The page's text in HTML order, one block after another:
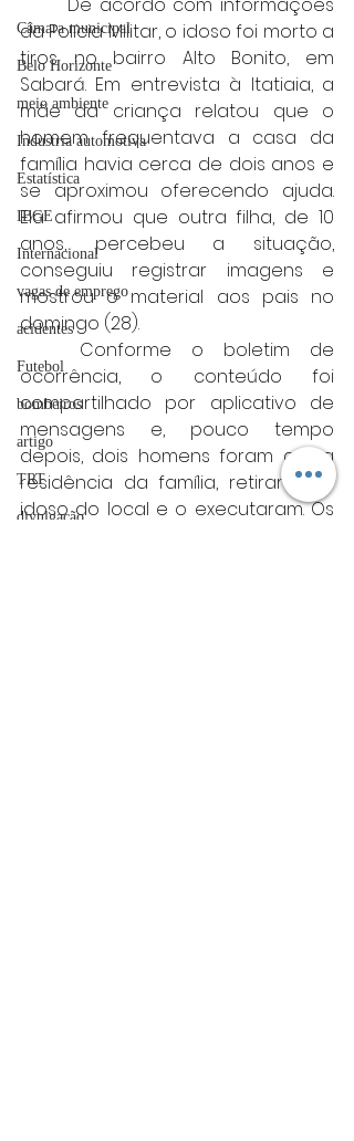
Câmara municipal
Belo Horizonte
meio ambiente
Industria automotiva
Estatística
IBGE
Internacional
vagas de emprego
acidentes
Futebol
bombeiros
artigo
TRT
divulgação
da Polícia Militar, o idoso foi morto a
tiros no bairro Alto Bonito, em
Sabará. Em entrevista à Itatiaia, a
mãe da criança relatou que o
homem frequentava a casa da
família havia cerca de dois anos e
se aproximou oferecendo ajuda.
Ela afirmou que outra filha, de 10
anos, percebeu a situação,
conseguiu registrar imagens e
mostrou o material aos pais no
domingo (28).
ocorrência, o conteúdo foi
compartilhado por aplicativo de
mensagens e, pouco tempo
depois, dois homens foram até a
residência da família, retiraram o
idoso do local e o executaram. Os